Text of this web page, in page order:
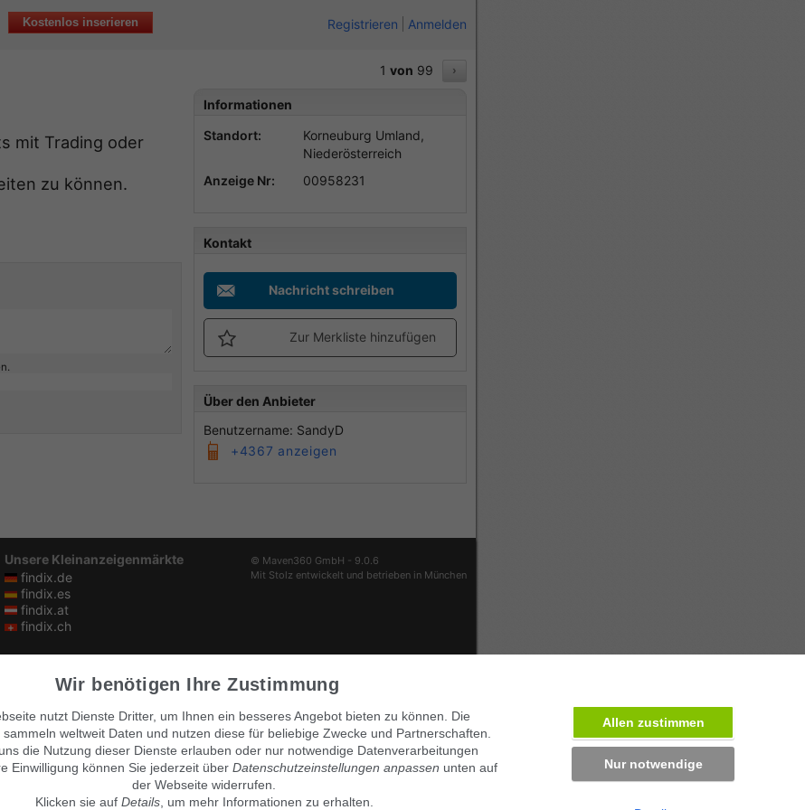
Kostenlos inserieren Registrieren Anmelden
1 von 99 ›
mit Trading oder
zu können.
Informationen
Standort:
Korneuburg Umland,
Niederösterreich
Anzeige Nr:
00958231
Kontakt
Nachricht schreiben
Zur Merkliste hinzufügen
Über den Anbieter
Benutzername: SandyD
+4367 anzeigen
Unsere Kleinanzeigenmärkte
findix.de
findix.es
findix.at
findix.ch
© Maven360 GmbH - 9.0.6
Mit Stolz entwickelt und betrieben in München
Wir benötigen Ihre Zustimmung
nutzt Dienste Dritter, um Ihnen ein besseres Angebot bieten zu können. Die
weltweit Daten und nutzen diese für beliebige Zwecke und Partnerschaften.
die Nutzung dieser Dienste erlauben oder nur notwendige Datenverarbeitungen
Einwilligung können Sie jederzeit über Datenschutzeinstellungen anpassen unten auf
der Webseite widerrufen.
Klicken sie auf Details, um mehr Informationen zu erhalten.
Allen zustimmen
Nur notwendige